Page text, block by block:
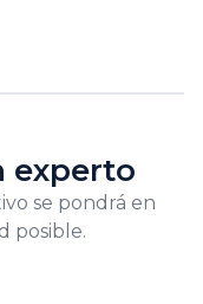
experto
se pondrá en
posible.